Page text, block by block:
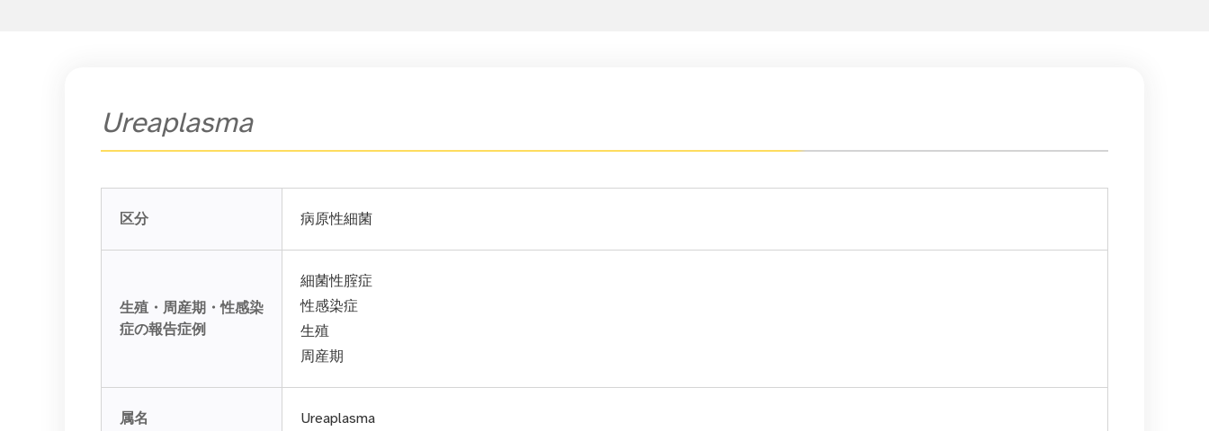
Ureaplasma
区分 病原性細菌
生殖・周産期・性感染
症の報告症例
細菌性腟症
性感染症
生殖
周産期
属名 Ureaplasma